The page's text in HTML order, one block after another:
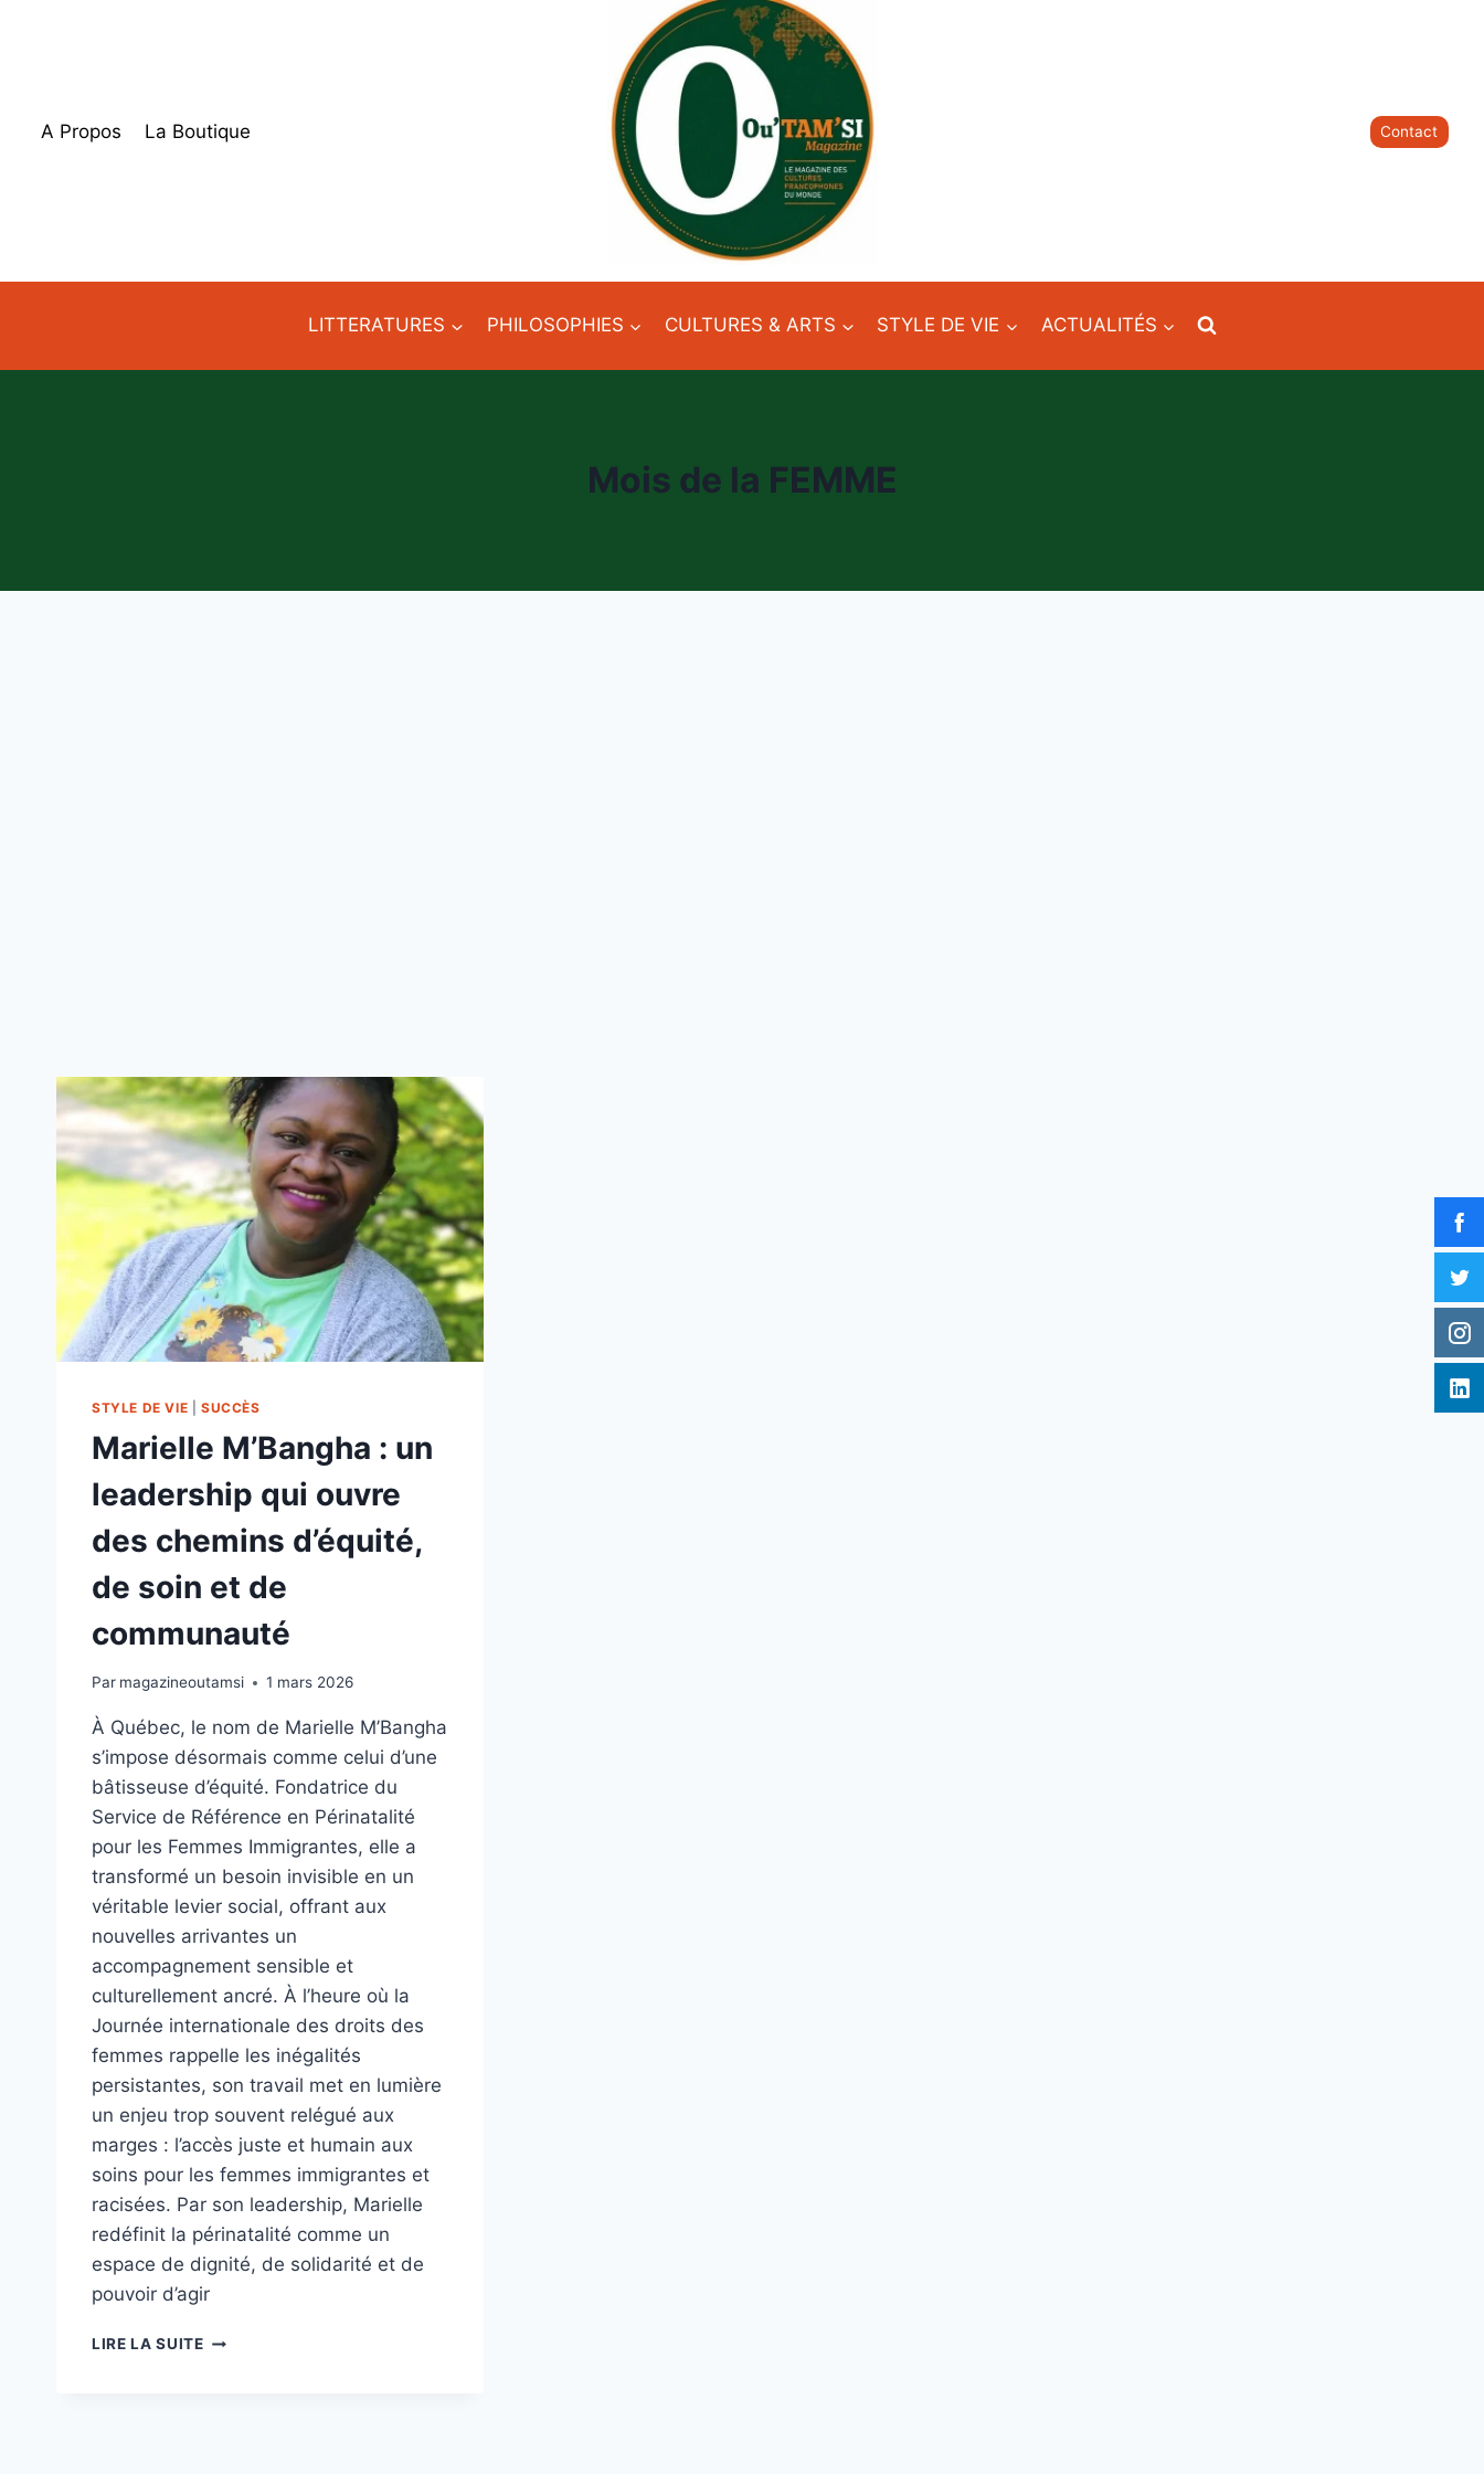
A Propos La Boutique Contact
LITTERATURES PHILOSOPHIES CULTURES & ARTS STYLE DE VIE ACTUALITÉS
Mois de la FEMME
STYLE DE VIE SUCCÈS
Marielle M’Bangha : un
leadership qui ouvre
des chemins d’équité,
de soin et de
communauté
Par magazineoutamsi 1 mars 2026
À Québec, le nom de Marielle M’Bangha
s’impose désormais comme celui d’une
bâtisseuse d’équité. Fondatrice du
Service de Référence en Périnatalité
pour les Femmes Immigrantes, elle a
transformé un besoin invisible en un
véritable levier social, offrant aux
nouvelles arrivantes un
accompagnement sensible et
culturellement ancré. À l’heure où la
Journée internationale des droits des
femmes rappelle les inégalités
persistantes, son travail met en lumière
un enjeu trop souvent relégué aux
marges : l’accès juste et humain aux
soins pour les femmes immigrantes et
racisées. Par son leadership, Marielle
redéfinit la périnatalité comme un
espace de dignité, de solidarité et de
pouvoir d’agir
LIRE LA SUITEMARIELLE